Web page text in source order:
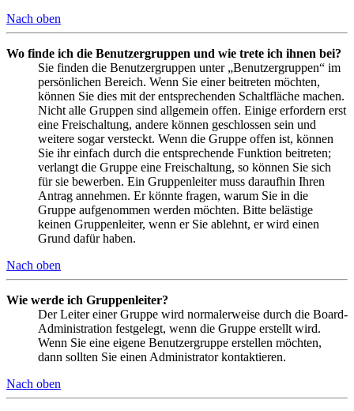
Nach oben
Wo finde ich die Benutzergruppen und wie trete ich ihnen bei?
Sie finden die Benutzergruppen unter „Benutzergruppen“ im
persönlichen Bereich. Wenn Sie einer beitreten möchten,
können Sie dies mit der entsprechenden Schaltfläche machen.
Nicht alle Gruppen sind allgemein offen. Einige erfordern erst
eine Freischaltung, andere können geschlossen sein und
weitere sogar versteckt. Wenn die Gruppe offen ist, können
Sie ihr einfach durch die entsprechende Funktion beitreten;
verlangt die Gruppe eine Freischaltung, so können Sie sich
für sie bewerben. Ein Gruppenleiter muss daraufhin Ihren
Antrag annehmen. Er könnte fragen, warum Sie in die
Gruppe aufgenommen werden möchten. Bitte belästige
keinen Gruppenleiter, wenn er Sie ablehnt, er wird einen
Grund dafür haben.
Nach oben
Wie werde ich Gruppenleiter?
Der Leiter einer Gruppe wird normalerweise durch die Board-
Administration festgelegt, wenn die Gruppe erstellt wird.
Wenn Sie eine eigene Benutzergruppe erstellen möchten,
dann sollten Sie einen Administrator kontaktieren.
Nach oben